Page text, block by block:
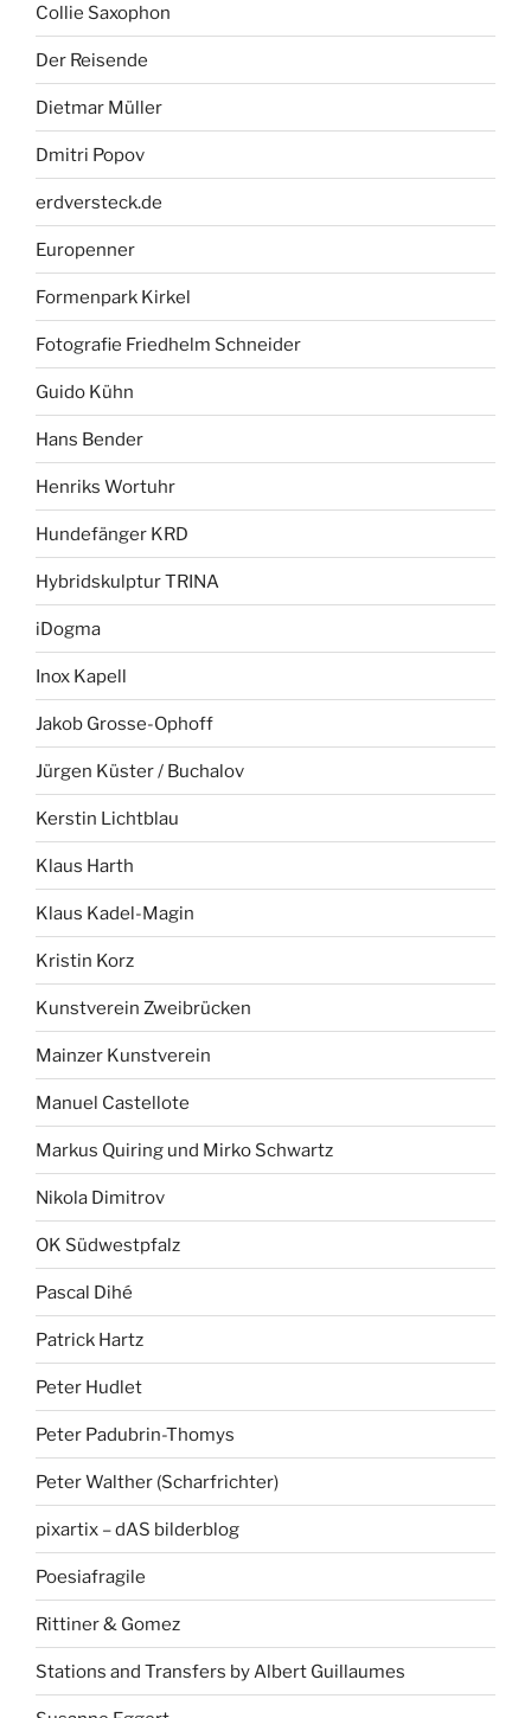
Collie Saxophon
Der Reisende
Dietmar Müller
Dmitri Popov
erdversteck.de
Europenner
Formenpark Kirkel
Fotografie Friedhelm Schneider
Guido Kühn
Hans Bender
Henriks Wortuhr
Hundefänger KRD
Hybridskulptur TRINA
iDogma
Inox Kapell
Jakob Grosse-Ophoff
Jürgen Küster / Buchalov
Kerstin Lichtblau
Klaus Harth
Klaus Kadel-Magin
Kristin Korz
Kunstverein Zweibrücken
Mainzer Kunstverein
Manuel Castellote
Markus Quiring und Mirko Schwartz
Nikola Dimitrov
OK Südwestpfalz
Pascal Dihé
Patrick Hartz
Peter Hudlet
Peter Padubrin-Thomys
Peter Walther (Scharfrichter)
pixartix – dAS bilderblog
Poesiafragile
Rittiner & Gomez
Stations and Transfers by Albert Guillaumes